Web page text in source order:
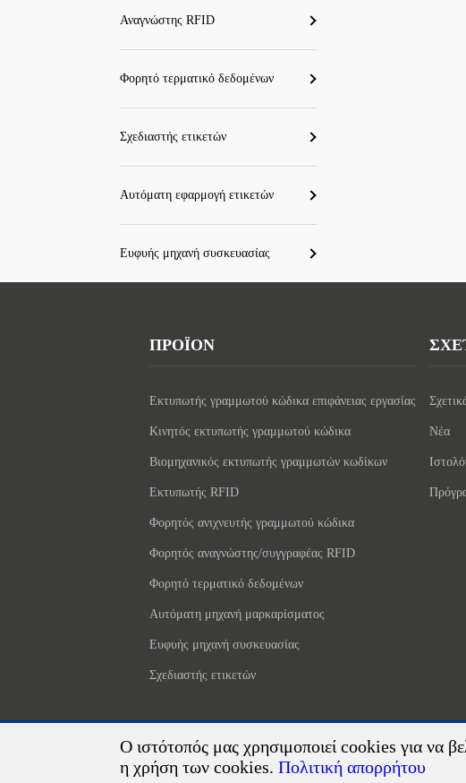
Αναγνώστης RFID
Φορητό τερματικό δεδομένων
Σχεδιαστής ετικετών
Αυτόματη εφαρμογή ετικετών
Ευφυής μηχανή συσκευασίας
Ο ιστότοπός μας χρησιμοποιεί cookies για να
η χρήση των cookies.Πολιτική απορρήτου
ΠΡΟΪΟΝ
Εκτυπωτής γραμμωτού κώδικα επιφάνειας εργασίας
Κινητός εκτυπωτής γραμμωτού κώδικα
Βιομηχανικός εκτυπωτής γραμμωτών κωδίκων
Εκτυπωτής RFID
Φορητός ανιχνευτής γραμμωτού κώδικα
Φορητός αναγνώστης/συγγραφέας RFID
Φορητό τερματικό δεδομένων
Αυτόματη μηχανή μαρκαρίσματος
Ευφυής μηχανή συσκευασίας
Σχεδιαστής ετικετών
Νέα